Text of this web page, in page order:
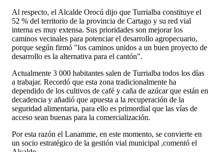
Al respecto, el Alcalde Orocú dijo que Turrialba constituye el
52 % del territorio de la provincia de Cartago y su red vial
interna es muy extensa. Sus prioridades son mejorar los
caminos vecinales para potenciar el desarrollo agropecuario,
porque según firmó "los caminos unidos a un buen proyecto de
desarrollo es la alternativa para el cantón".
Actualmente 3 000 habitantes salen de Turrialba todos los días
a trabajar. Recordó que esta zona tradicionalmente ha
dependido de los cultivos de café y caña de azúcar que están en
decadencia y añadió que apuesta a la recuperación de la
seguridad alimentaria, para ello es primordial que las vías de
acceso sean buenas para la comercialización.
Por esta razón el Lanamme, en este momento, se convierte en
un socio estratégico de la gestión vial municipal ,comentó el